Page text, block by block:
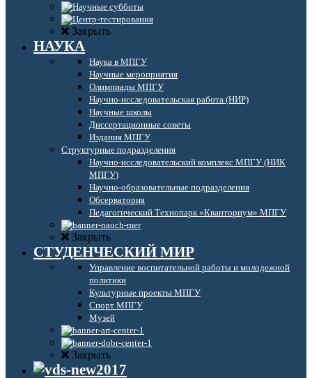
Закрыть
НАУКА
Наука в МПГУ
Научные мероприятия
Олимпиады МПГУ
Научно-исследовательская работа (НИР)
Научные школы
Диссертационные советы
Издания МПГУ
Структурные подразделения
Научно-исследовательский комплекс МПГУ (НИК
МПГУ)
Научно-образовательные подразделения
Обсерватория
Педагогический Технопарк «Кванториум» МПГУ
Закрыть
СТУДЕНЧЕСКИЙ МИР
Управление воспитательной работы и молодежной
политики
Культурные проекты МПГУ
Спорт МПГУ
Музей
Закрыть